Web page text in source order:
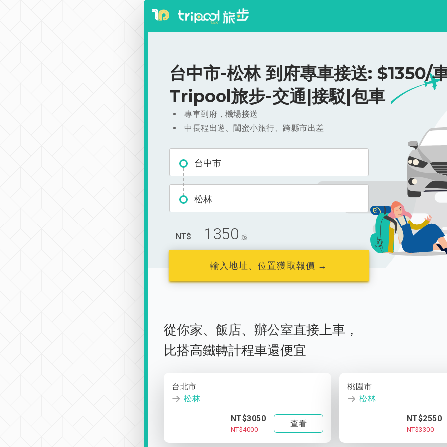
台中市-松林 到府專車接送: $1350/
Tripool旅步-交通|接駁|包車
專車到府，機場接送
中長程出遊、閨蜜小旅行、跨縣市出差
台中市
松林
NT$ 1350 起
輸入地址、位置獲取報價 →
從你家、 飯店、 辦公室直接上車，
比搭高鐵轉計程車還便宜
台北市
松林
NT$3050
NT$4000
查看
桃園市
松林
NT$2550
NT$3300